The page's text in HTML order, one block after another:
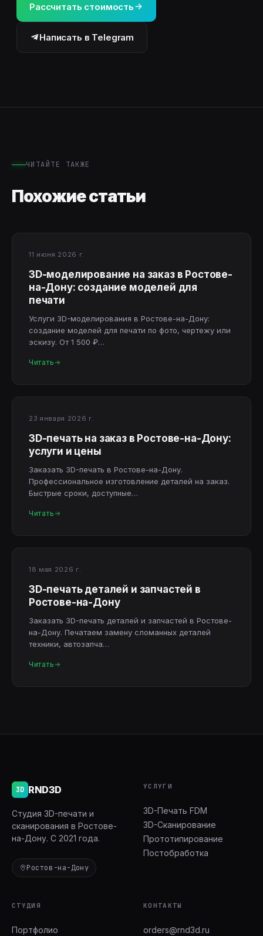
Рассчитать стоимость
Написать в Telegram
ЧИТАЙТЕ ТАКЖЕ
Похожие статьи
11 июня 2026 г.
3D-моделирование на заказ в Ростове-
на-Дону: создание моделей для
печати
Услуги 3D-моделирования в Ростове-на-Дону:
создание моделей для печати по фото, чертежу или
эскизу. От 1 500 ₽…
Читать
23 января 2026 г.
3D-печать на заказ в Ростове-на-Дону:
услуги и цены
Заказать 3D-печать в Ростове-на-Дону.
Профессиональное изготовление деталей на заказ.
Быстрые сроки, доступные…
Читать
18 мая 2026 г.
3D-печать деталей и запчастей в
Ростове-на-Дону
Заказать 3D-печать деталей и запчастей в Ростове-
на-Дону. Печатаем замену сломанных деталей
техники, автозапча…
Читать
3D RND3D
Студия 3D-печати и
сканирования в Ростове-
на-Дону. С 2021 года.
Ростов-на-Дону
УСЛУГИ
3D-Печать FDM
3D-Сканирование
Прототипирование
Постобработка
СТУДИЯ
Портфолио
КОНТАКТЫ
orders@rnd3d.ru